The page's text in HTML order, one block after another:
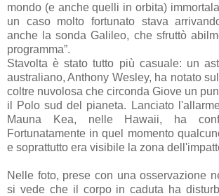
mondo (e anche quelli in orbita)
un caso molto fortunato stava
anche la sonda Galileo, che sfruttò
programma”.
Stavolta è stato tutto più casuale: un
australiano, Anthony Wesley, ha notato
coltre nuvolosa che circonda Giove un
il Polo sud del pianeta. Lanciato
Mauna Kea, nelle Hawaii, ha
Fortunatamente in quel momento
e soprattutto era visibile la zona
Nelle foto, prese con una osservazione
si vede che il corpo in caduta ha